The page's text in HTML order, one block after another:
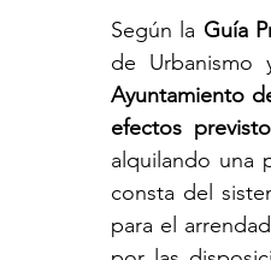
Según la Guía
Ayuntamiento
efectos
alquilando una
consta del
para el